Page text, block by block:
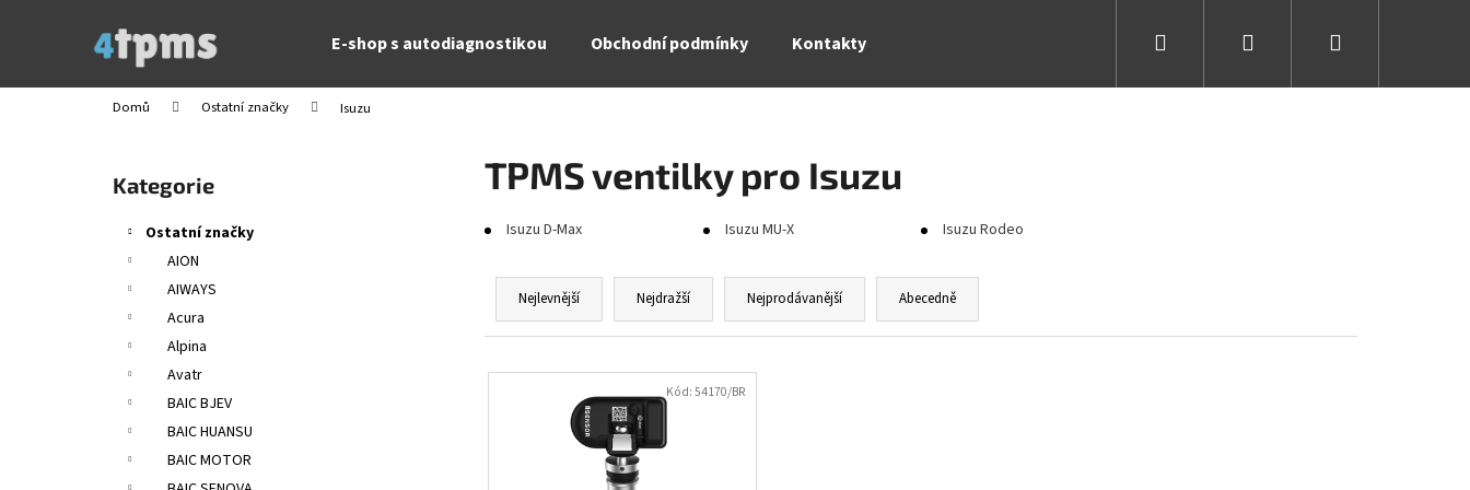
E-shop s autodiagnostikou Obchodní podmínky Kontakty Přihlášení
Domů Ostatní značky Isuzu
Přeskočit
kategorie
Kategorie
Ostatní značky
AION
AIWAYS
Acura
Alpina
Avatr
BAIC BJEV
BAIC HUANSU
BAIC MOTOR
TPMS ventilky pro Isuzu
Isuzu D-Max Isuzu MU-X Isuzu Rodeo
Ř
z
Nejlevnější Nejdražší Nejprodávanější Abecedně
V
Kód:54170/BR
í
Zpět
do
Zpět
do
Doporučujeme